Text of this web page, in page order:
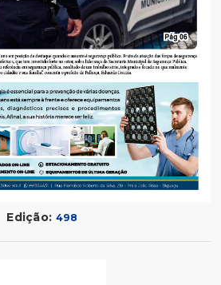
Edição: 498